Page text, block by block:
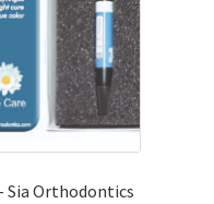
Sia Orthodontics